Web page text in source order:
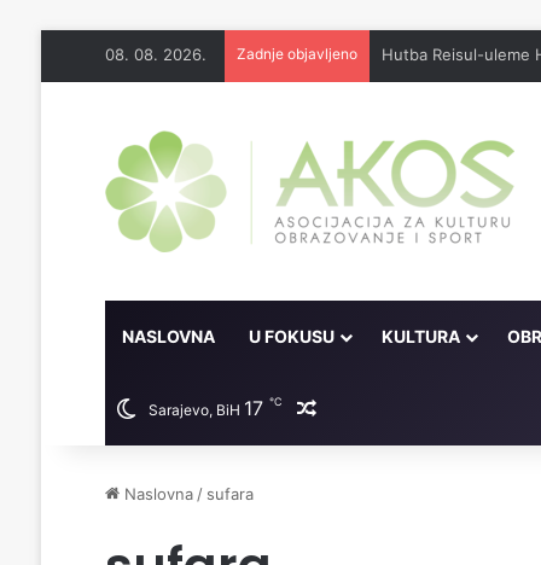
08. 08. 2026. Zadnje objavljeno
NASLOVNA U FOKUSU KULTURA
Sarajevo, BiH 17 ℃ Random članak
Naslovna / sufara